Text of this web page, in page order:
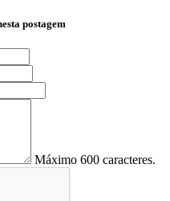
postagem
Máximo 600 caracteres.